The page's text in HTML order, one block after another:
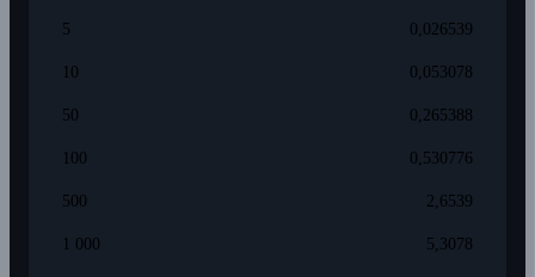
5 0,026539
10 0,053078
50 0,265388
100 0,530776
500 2,6539
1 000 5,3078